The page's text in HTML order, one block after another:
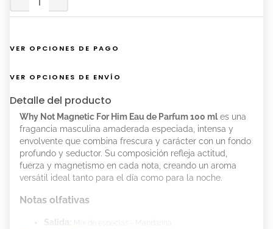
VER OPCIONES DE PAGO
VER OPCIONES DE ENVÍO
Detalle del producto
Why Not Magnetic For Him Eau de Parfum 100 mles una
fragancia masculina amaderada especiada, intensa y
envolvente que combina frescura y carácter con un fondo
profundo y seductor. Su composición refleja actitud,
fuerza y magnetismo en cada nota, creando un aroma
versátil ideal tanto para el día como para la noche.
Notas olfativas
Salida: